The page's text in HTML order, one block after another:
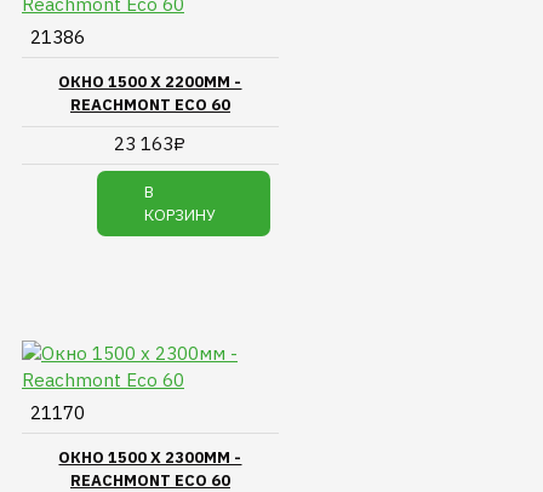
21386
ОКНО 1500 Х 2200ММ -
REACHMONT ECO 60
23 163₽
В
КОРЗИНУ
21170
ОКНО 1500 Х 2300ММ -
REACHMONT ECO 60